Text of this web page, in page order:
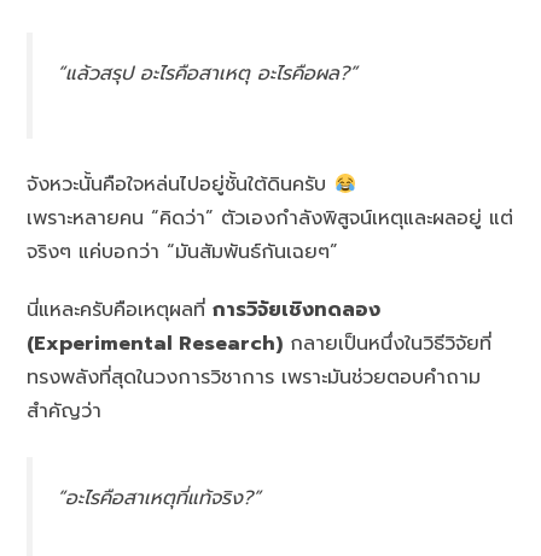
“แล้วสรุป อะไรคือสาเหตุ อะไรคือผล?”
จังหวะนั้นคือใจหล่นไปอยู่ชั้นใต้ดินครับ
เพราะหลายคน “คิดว่า” ตัวเองกำลังพิสูจน์เหตุและผลอยู่ แต่
จริงๆ แค่บอกว่า “มันสัมพันธ์กันเฉยๆ”
นี่แหละครับคือเหตุผลที่การวิจัยเชิงทดลอง
(Experimental Research) กลายเป็นหนึ่งในวิธีวิจัยที่
ทรงพลังที่สุดในวงการวิชาการ เพราะมันช่วยตอบคำถาม
สำคัญว่า
“อะไรคือสาเหตุที่แท้จริง?”